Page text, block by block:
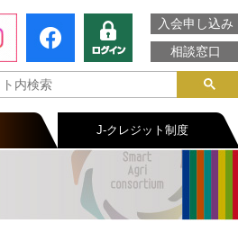
入会申し込み
相談窓口
J-クレジット制度